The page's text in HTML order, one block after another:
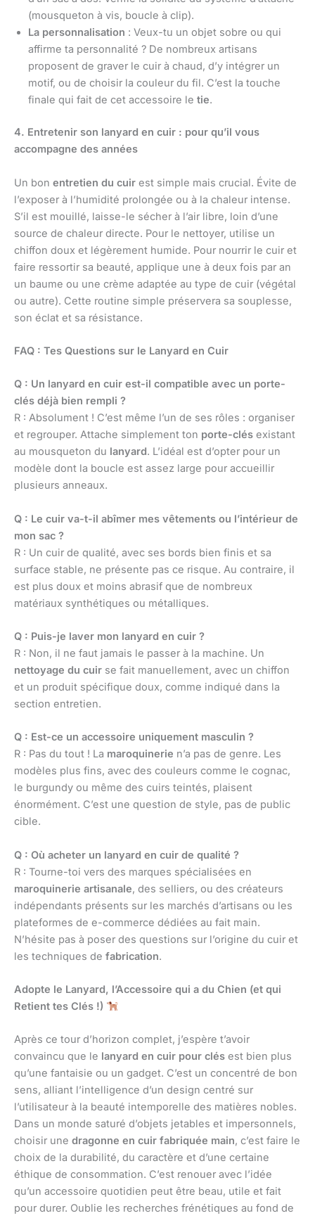
(mousqueton à vis, boucle à clip).
La personnalisation : Veux-tu un objet sobre ou qui
affirme ta personnalité ? De nombreux artisans
proposent de graver le cuir à chaud, d’y intégrer un
motif, ou de choisir la couleur du fil. C’est la touche
finale qui fait de cet accessoire le tie.
4. Entretenir son lanyard en cuir : pour qu’il vous
accompagne des années
Un bon entretien du cuir est simple mais crucial. Évite de
l’exposer à l’humidité prolongée ou à la chaleur intense.
S’il est mouillé, laisse-le sécher à l’air libre, loin d’une
source de chaleur directe. Pour le nettoyer, utilise un
chiffon doux et légèrement humide. Pour nourrir le cuir et
faire ressortir sa beauté, applique une à deux fois par an
un baume ou une crème adaptée au type de cuir (végétal
ou autre). Cette routine simple préservera sa souplesse,
son éclat et sa résistance.
FAQ : Tes Questions sur le Lanyard en Cuir
Q : Un lanyard en cuir est-il compatible avec un porte-
clés déjà bien rempli ?
R : Absolument ! C’est même l’un de ses rôles : organiser
et regrouper. Attache simplement ton porte-clés existant
au mousqueton du lanyard. L’idéal est d’opter pour un
modèle dont la boucle est assez large pour accueillir
plusieurs anneaux.
Q : Le cuir va-t-il abîmer mes vêtements ou l’intérieur de
mon sac ?
R : Un cuir de qualité, avec ses bords bien finis et sa
surface stable, ne présente pas ce risque. Au contraire, il
est plus doux et moins abrasif que de nombreux
matériaux synthétiques ou métalliques.
Q : Puis-je laver mon lanyard en cuir ?
R : Non, il ne faut jamais le passer à la machine. Un
nettoyage du cuir se fait manuellement, avec un chiffon
et un produit spécifique doux, comme indiqué dans la
section entretien.
Q : Est-ce un accessoire uniquement masculin ?
R : Pas du tout ! La maroquinerie n’a pas de genre. Les
modèles plus fins, avec des couleurs comme le cognac,
le burgundy ou même des cuirs teintés, plaisent
énormément. C’est une question de style, pas de public
cible.
Q : Où acheter un lanyard en cuir de qualité ?
R : Tourne-toi vers des marques spécialisées en
maroquinerie artisanale, des selliers, ou des créateurs
indépendants présents sur les marchés d’artisans ou les
plateformes de e-commerce dédiées au fait main.
N’hésite pas à poser des questions sur l’origine du cuir et
les techniques de fabrication.
Adopte le Lanyard, l’Accessoire qui a du Chien (et qui
Retient tes Clés !)
Après ce tour d’horizon complet, j’espère t’avoir
convaincu que le lanyard en cuir pour clés est bien plus
qu’une fantaisie ou un gadget. C’est un concentré de bon
sens, alliant l’intelligence d’un design centré sur
l’utilisateur à la beauté intemporelle des matières nobles.
Dans un monde saturé d’objets jetables et impersonnels,
choisir une dragonne en cuir fabriquée main, c’est faire le
choix de la durabilité, du caractère et d’une certaine
éthique de consommation. C’est renouer avec l’idée
qu’un accessoire quotidien peut être beau, utile et fait
pour durer. Oublie les recherches frénétiques au fond de